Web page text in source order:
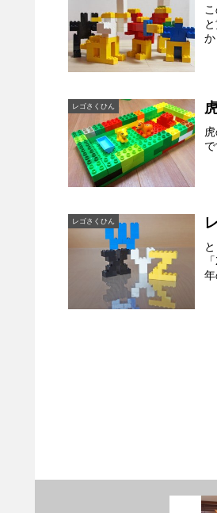
レゴさくひん
レゴさくひん